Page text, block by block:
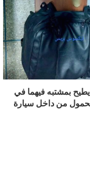
بمشتبه فيهما في
من داخل سيارة